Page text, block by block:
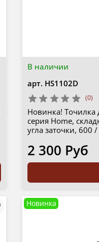
В наличии
арт. HS1102D
(0)
Новинка! Точилка
серия Home,
угла заточки, 600
2 300 Руб
Новинка